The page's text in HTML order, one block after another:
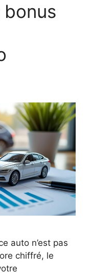
auto n’est pas
chiffré, le